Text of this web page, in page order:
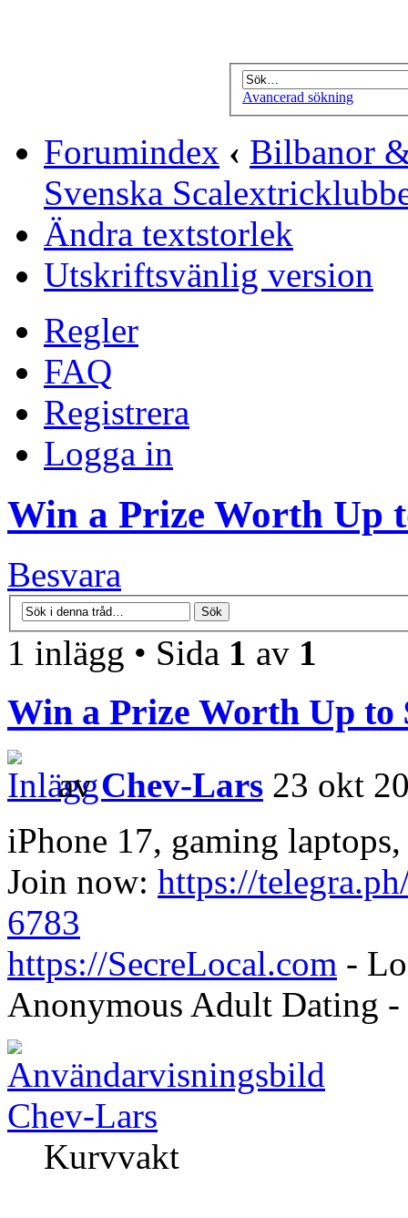
Avancerad sökning
Forumindex ‹ Bilbanor
Svenska
Ändra textstorlek
Utskriftsvänlig version
Regler
FAQ
Registrera
Logga in
Win a Prize Worth Up
Besvara
1 inlägg • Sida 1 av 1
Win a Prize Worth Up to
avChev-Lars 23 okt
iPhone 17, gaming
Join now: https://
6783
https://SecreLocal.com -
Anonymous Adult Dating -
Chev-Lars
Kurvvakt